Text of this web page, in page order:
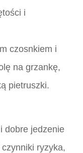
i
czosnkiem i
na grzankę,
pietruszki.
dobre jedzenie
ryzyka,